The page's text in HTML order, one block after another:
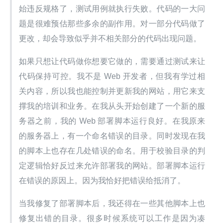
始违反规格了，测试用例就执行失败。代码的一大问
题是很难预估那些多余的副作用。对一部分代码做了
更改，却会导致似乎并不相关部分的代码出现问题。
如果只想让代码做你想要它做的，需要通过测试来让
代码保持可控。我不是 Web 开发者，但我有学过相
关内容，所以我也能控制并更新我的网站，用它来支
撑我的培训和业务。在我从头开始创建了一个新的服
务器之前，我的 Web 部署脚本运行良好。在我原来
的服务器上，有一个命名错误的目录。同时发现在我
的脚本上也存在几处错误的命名。用于校验目录的判
定逻辑恰好反过来允许部署我的网站。部署脚本运行
在错误的原因上。因为我恰好把错误给抵消了。
当我修复了部署脚本后，我还得在一些其他脚本上也
修复出错的目录。很多时候系统可以工作是因为凑